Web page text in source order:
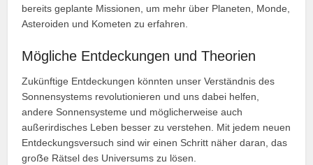
bereits geplante Missionen, um mehr über Planeten, Monde,
Asteroiden und Kometen zu erfahren.
Mögliche Entdeckungen und Theorien
Zukünftige Entdeckungen könnten unser Verständnis des
Sonnensystems revolutionieren und uns dabei helfen,
andere Sonnensysteme und möglicherweise auch
außerirdisches Leben besser zu verstehen. Mit jedem neuen
Entdeckungsversuch sind wir einen Schritt näher daran, das
groẞe Rätsel des Universums zu lösen.